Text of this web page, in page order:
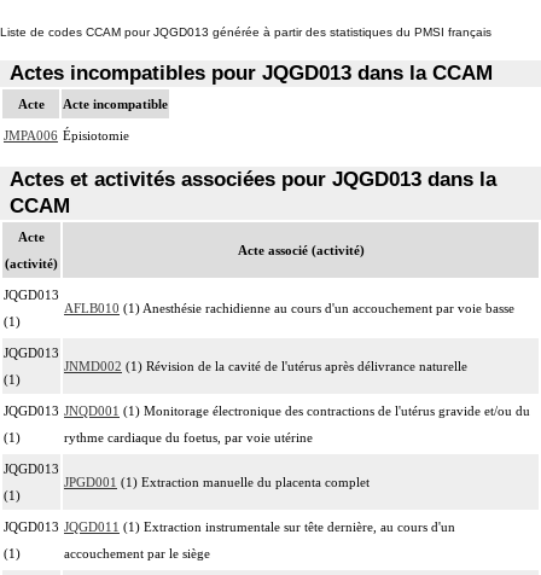
Liste de codes CCAM pour JQGD013 générée à partir des statistiques du PMSI français
Actes incompatibles pour JQGD013 dans la CCAM
Acte Acte incompatible
JMPA006 Épisiotomie
Actes et activités associées pour JQGD013 dans la
CCAM
Acte
(activité)
Acte associé (activité)
JQGD013
(1)
AFLB010 (1) Anesthésie rachidienne au cours d'un accouchement par voie basse
JQGD013
(1)
JNMD002 (1) Révision de la cavité de l'utérus après délivrance naturelle
JQGD013
(1)
JNQD001 (1) Monitorage électronique des contractions de l'utérus gravide et/ou du
rythme cardiaque du foetus, par voie utérine
JQGD013
(1)
JPGD001 (1) Extraction manuelle du placenta complet
JQGD013
(1)
JQGD011 (1) Extraction instrumentale sur tête dernière, au cours d'un
accouchement par le siège